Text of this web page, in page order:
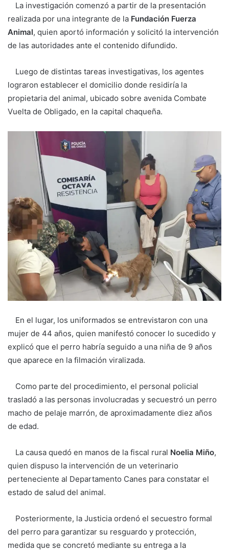
La investigación comenzó a partir de la presentación
realizada por una integrante de la Fundación Fuerza
Animal, quien aportó información y solicitó la intervención
de las autoridades ante el contenido difundido.
Luego de distintas tareas investigativas, los agentes
lograron establecer el domicilio donde residiría la
propietaria del animal, ubicado sobre avenida Combate
Vuelta de Obligado, en la capital chaqueña.
En el lugar, los uniformados se entrevistaron con una
mujer de 44 años, quien manifestó conocer lo sucedido y
explicó que el perro habría seguido a una niña de 9 años
que aparece en la filmación viralizada.
Como parte del procedimiento, el personal policial
trasladó a las personas involucradas y secuestró un perro
macho de pelaje marrón, de aproximadamente diez años
de edad.
La causa quedó en manos de la fiscal rural Noelia Miño,
quien dispuso la intervención de un veterinario
perteneciente al Departamento Canes para constatar el
estado de salud del animal.
Posteriormente, la Justicia ordenó el secuestro formal
del perro para garantizar su resguardo y protección,
medida que se concretó mediante su entrega a la